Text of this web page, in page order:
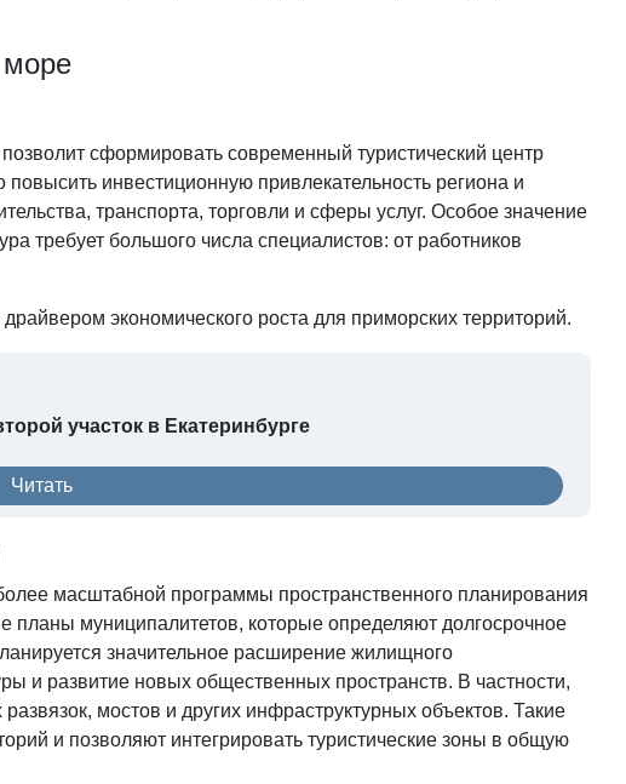
море
сформировать современный туристический центр
инвестиционную привлекательность региона и
транспорта, торговли и сферы услуг. Особое значение
требует большого числа специалистов: от работников
экономического роста для приморских территорий.
участок в Екатеринбурге
Читать
масштабной программы пространственного планирования
планы муниципалитетов, которые определяют долгосрочное
значительное расширение жилищного
и развитие новых общественных пространств. В частности,
мостов и других инфраструктурных объектов. Такие
и позволяют интегрировать туристические зоны в общую